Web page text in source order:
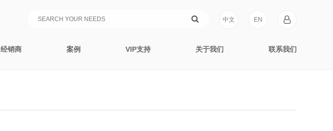
中文 EN
经销商 案例 VIP支持 关于我们 联系我们